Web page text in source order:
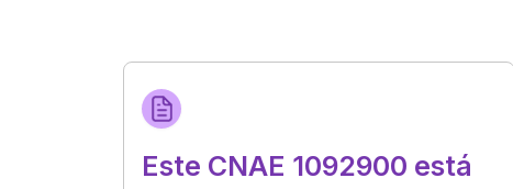
Este CNAE 1092900 está